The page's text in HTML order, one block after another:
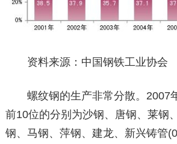
资料来源：中国钢铁工业协会
螺纹钢的生产非常分散。2007
前10位的分别为沙钢、唐钢、莱钢
钢、马钢、萍钢、建龙、新兴铸管